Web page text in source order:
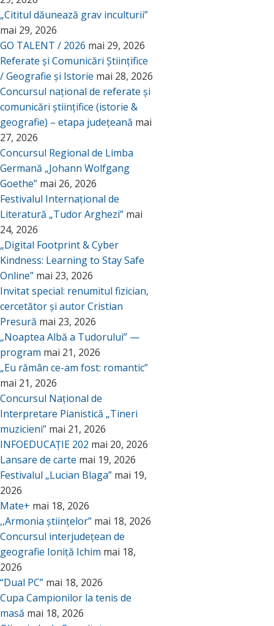
„Cititul dăunează grav inculturii”
mai 29, 2026
GO TALENT / 2026 mai 29, 2026
Referate și Comunicări Științifice
/ Geografie și Istorie mai 28, 2026
Concursul național de referate și
comunicări științifice (istorie &
geografie) – etapa județeană mai
27, 2026
Concursul Regional de Limba
Germană „Johann Wolfgang
Goethe” mai 26, 2026
Festivalul Internațional de
Literatură „Tudor Arghezi” mai
24, 2026
„Digital Footprint & Cyber
Kindness: Learning to Stay Safe
Online” mai 23, 2026
Invitat special: renumitul fizician,
cercetător și autor Cristian
Presură mai 23, 2026
„Noaptea Albă a Tudorului” —
program mai 21, 2026
„Eu rămân ce-am fost: romantic”
mai 21, 2026
Concursul Național de
Interpretare Pianistică „Tineri
muzicieni” mai 21, 2026
INFOEDUCAȚIE 202 mai 20, 2026
Lansare de carte mai 19, 2026
Festivalul „Lucian Blaga” mai 19,
2026
Mate+ mai 18, 2026
,,Armonia științelor” mai 18, 2026
Concursul interjudețean de
geografie Ioniță Ichim mai 18,
2026
“Dual PC” mai 18, 2026
Cupa Campionilor la tenis de
masă mai 18, 2026